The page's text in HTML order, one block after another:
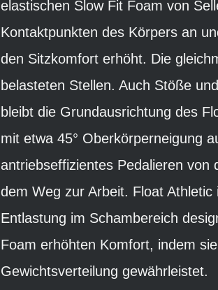
elastischen Slow Fit Foam von
Kontaktpunkten des Körpers an
den Sitzkomfort erhöht. Die
belasteten Stellen. Auch Stöße
bleibt die Grundausrichtung des
mit etwa 45° Oberkörperneigung
antriebseffizientes Pedalieren von
dem Weg zur Arbeit. Float
Entlastung im Schambereich
Foam erhöhten Komfort, indem
Gewichtsverteilung gewährleistet.